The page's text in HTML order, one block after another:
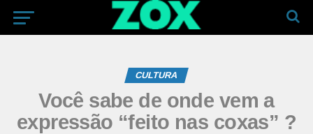
CULTURA
Você sabe de onde vem a
expressão “feito nas coxas” ?